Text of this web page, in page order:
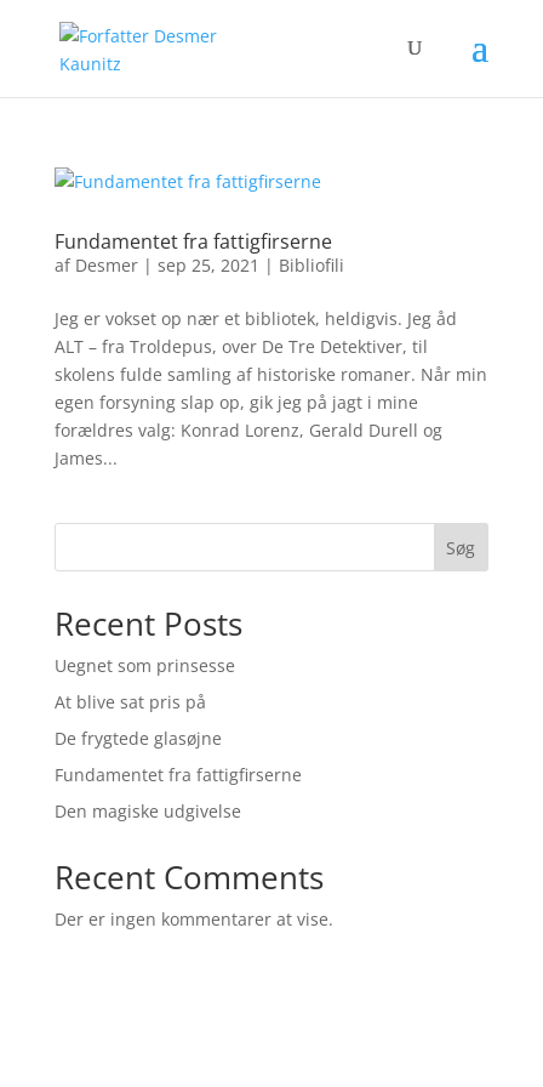
Fundamentet fra fattigfirserne
af Desmer| sep 25, 2021 | Bibliofili
Jeg er vokset op nær et bibliotek, heldigvis. Jeg åd
ALT – fra Troldepus, over De Tre Detektiver, til
skolens fulde samling af historiske romaner. Når min
egen forsyning slap op, gik jeg på jagt i mine
forældres valg: Konrad Lorenz, Gerald Durell og
James...
Søg
Recent Posts
Uegnet som prinsesse
At blive sat pris på
De frygtede glasøjne
Fundamentet fra fattigfirserne
Den magiske udgivelse
Recent Comments
Der er ingen kommentarer at vise.